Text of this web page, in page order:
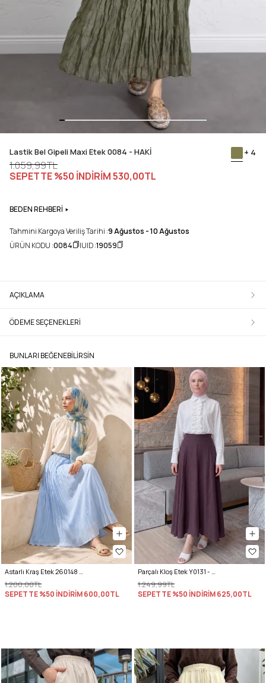
Lastik Bel Gipeli Maxi Etek 0084 - HAKİ + 4
1.059,99TL
SEPETTE %50 İNDİRİM530,00TL
BEDEN REHBERİ
Tahmini Kargoya Veriliş Tarihi :9 Ağustos - 10 Ağustos
ÜRÜN KODU :0084 UID :19059
AÇIKLAMA
ÖDEME SEÇENEKLERI
BUNLARI BEĞENEBILIRSIN
Astarlı Kraş Etek 260148 - BEBE MAVİSİ
1.200,00TL
SEPETTE %50 İNDİRİM600,00TL
Parçalı Kloş Etek Y0131 - VİŞNE ÇÜRÜĞÜ
1.249,99TL
SEPETTE %50 İNDİRİM625,00TL